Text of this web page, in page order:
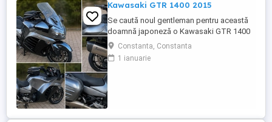
Kawasaki GTR 1400 2015
Se caută noul gentleman pentru această
doamnă japoneză o Kawasaki GTR 1400
care încă întoarce priviri și iubește
kilometrii. A fost răsfățată, întreținută la
timp și tratată cu respect. O dau doar
Constanta, Constanta
1 ianuarie